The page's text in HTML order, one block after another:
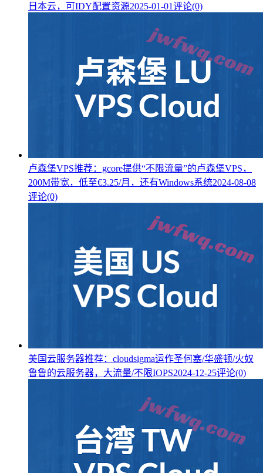
日本云，可IDY配置资源2025-01-01评论(0)
卢森堡VPS推荐：gcore提供“不限流量”的卢森堡VPS，
200M带宽，低至€3.25/月，还有Windows系统2024-08-08
评论(0)
美国云服务器推荐：cloudsigma运作圣何塞/华盛顿/火奴
鲁鲁的云服务器，大流量/不限IOPS2024-12-25评论(0)